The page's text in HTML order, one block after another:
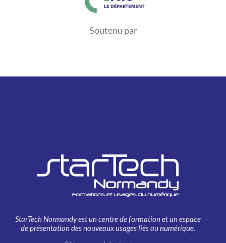
Soutenu par
StarTech Normandy est un centre de formation et un espace
de présentation des nouveaux usages liés au numérique.